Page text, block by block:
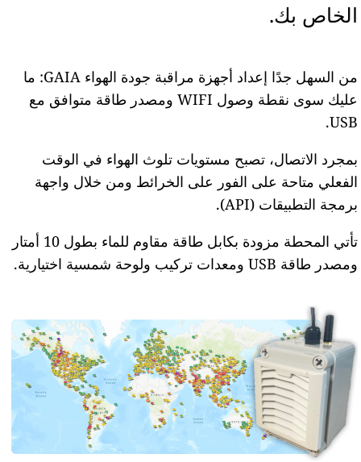
الخاص بك.
من السهل جدًا إعداد أجهزة مراقبة جودة الهواء GAIA: ما
عليك سوى نقطة وصول WIFI ومصدر طاقة متوافق مع
USB.
بمجرد الاتصال، تصبح مستويات تلوث الهواء في الوقت
الفعلي متاحة على الفور على الخرائط ومن خلال واجهة
برمجة التطبيقات (API).
تأتي المحطة مزودة بكابل طاقة مقاوم للماء بطول 10 أمتار
ومصدر طاقة USB ومعدات تركيب ولوحة شمسية اختيارية.